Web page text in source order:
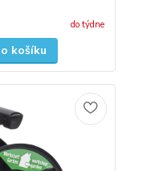
do týdne
košíku